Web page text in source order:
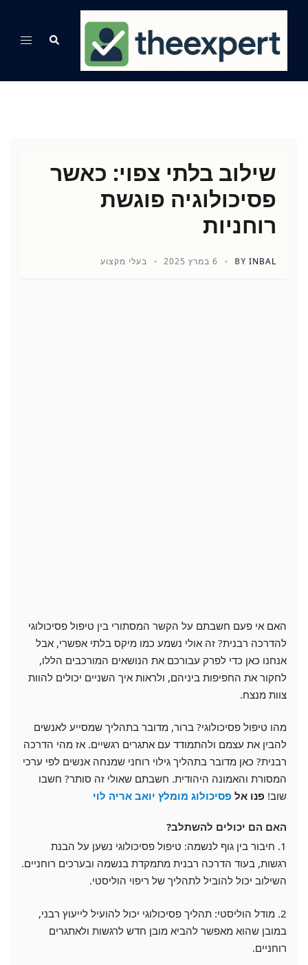
content
Search
Toggle
שילוב בלתי צפוי: כאשר
פסיכולוגיה פוגשת
רוחניות
BY INBAL 6 במרץ 2025 בעלי מקצוע
האם אי פעם חשבתם על הקשר המסתורי בין טיפול פסיכולוגי
להדרכה רבנית? זה אולי נשמע כמו מיקס בלתי אפשרי, אבל
אנחנו כאן כדי לפרק עבורכם את הנושאים המורכבים הללו,
לחקור את החפיפות ביניהם, ולראות איך השניים יכולים להוות
צוות מנצח.
מהו טיפול פסיכולוגי? ברור, מדובר בתהליך שמסייע לאנשים
להבין את עצמם ולהתמודד עם אתגרים רגשיים. אז מהי הדרכה
רבנית? כאן מדובר בתהליך גילוי רוחני שמנחה אנשים לפי ערכי
המסורת והאמונה היהודית. חשבתם שאולי זה סותר? חשבו
שוב! פנו אל פסיכולוג מומלץ יואב אריה לוי
האם הם יכולים להשתלב?
1. חיבור בין גוף לנשמה: טיפול פסיכולוגי נשען על הבנת
רגשות, בעוד הדרכה רבנית מתמקדת בנשמה ובערכים רוחניים.
השילוב יכול להוביל לתהליך של ריפוי הוליסטי.
2. מודל הוליסטי: תהליך פסיכולוגי יכול להועיל לייעוץ רבני,
במובן שהוא מאפשר להביא מובן חדש לרגשות ולאתגרים
רוחניים.